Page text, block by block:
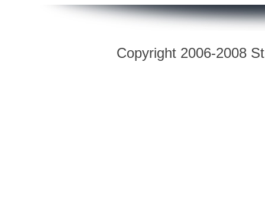
Copyright 2006-2008